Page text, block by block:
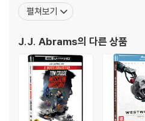
디스크에 미세한 잔 흠집이 남아있거나
있으며, 상품의 불량이 아닙니다. 단,
로 인한 반품/교환이 가능합니다.
※ 교환/반품 안내
1) 불량으로 인한 교환/반품 요청 시에
ting for a drama series)의 후보도
재 할리우드가 주목하는 천재적인 신
펼쳐보기
J.J. Abrams의 다른 상품